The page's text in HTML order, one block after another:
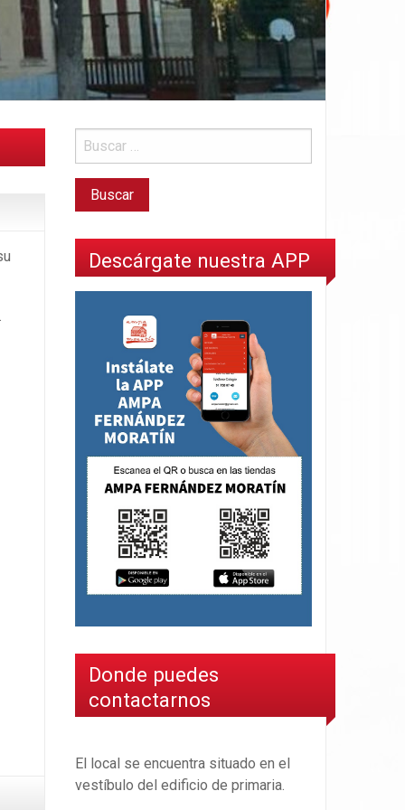
Descárgate nuestra APP
Donde puedes
contactarnos
El local se encuentra situado en el
vestíbulo del edificio de primaria.